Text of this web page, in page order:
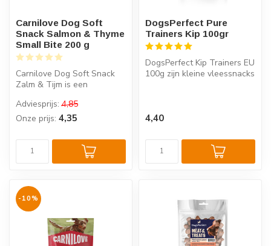
Carnilove Dog Soft
Snack Salmon & Thyme
Small Bite 200 g
Carnilove Dog Soft Snack
Zalm & Tijm is een
met zalm en t...
Adviesprijs: 4,85
Onze prijs: 4,35
DogsPerfect Pure
Trainers Kip 100gr
DogsPerfect Kip Trainers EU
100g zijn kleine vleessnacks
4,40
-10%